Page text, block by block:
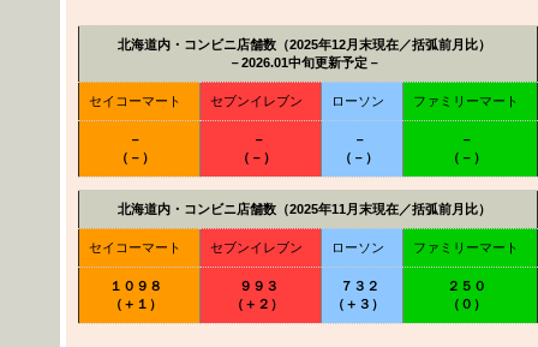
北海道内・コンビニ店舗数（2025年12月末現在／括弧前月比）
－2026.01中旬更新予定－
セイコーマート セブンイレブン ローソン ファミリーマート
－
（－）
－
（－）
－
（－）
－
（－）
北海道内・コンビニ店舗数（2025年11月末現在／括弧前月比）
セイコーマート セブンイレブン ローソン ファミリーマート
１０９８
（＋１）
９９３
（＋２）
７３２
（＋３）
２５０
（０）